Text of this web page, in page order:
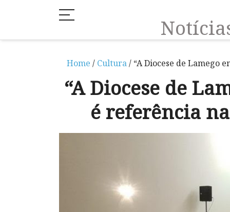
Home / Cultura/ “A Diocese de Lamego
“A Diocese de
é referência